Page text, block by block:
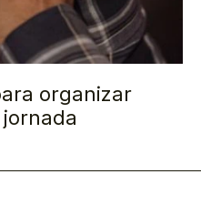
organizar